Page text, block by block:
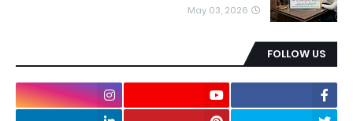
May 03, 2026
FOLLOW US